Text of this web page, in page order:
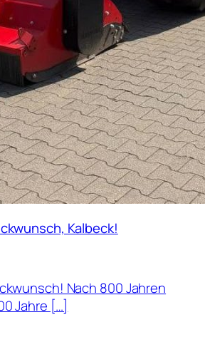
Kalbeck!
Nach 800 Jahren
Jahre […]